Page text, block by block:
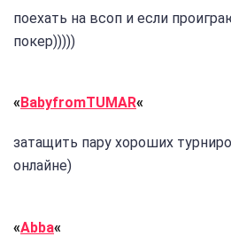
поехать на всоп и если
покер)))))
« BabyfromTUMAR«
затащить пару хороших
онлайне)
«Abba«